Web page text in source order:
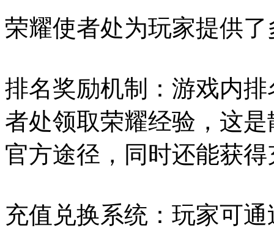
荣耀使者处为玩家提供
排名奖励机制：游戏内
者处领取荣耀经验，这
官方途径，同时还能获
充值兑换系统：玩家可